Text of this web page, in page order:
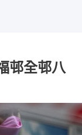
邨全邨八